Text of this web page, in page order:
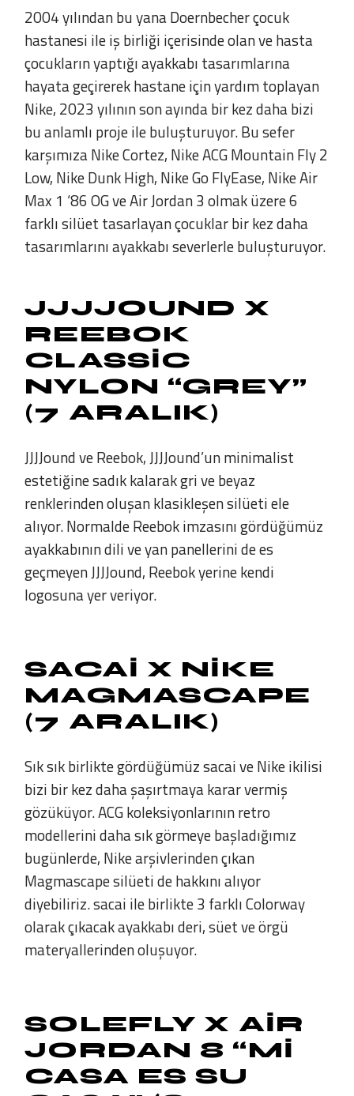
2004 yılından bu yana Doernbecher çocuk
hastanesi ile iş birliği içerisinde olan ve hasta
çocukların yaptığı ayakkabı tasarımlarına
hayata geçirerek hastane için yardım toplayan
Nike, 2023 yılının son ayında bir kez daha bizi
bu anlamlı proje ile buluşturuyor. Bu sefer
karşımıza Nike Cortez, Nike ACG Mountain Fly 2
Low, Nike Dunk High, Nike Go FlyEase, Nike Air
Max 1 ‘86 OG ve Air Jordan 3 olmak üzere 6
farklı silüet tasarlayan çocuklar bir kez daha
tasarımlarını ayakkabı severlerle buluşturuyor.
JJJJOUND X
REEBOK
CLASSIC
NYLON “GREY”
(7 ARALIK)
JJJJound ve Reebok, JJJJound’un minimalist
estetiğine sadık kalarak gri ve beyaz
renklerinden oluşan klasikleşen silüeti ele
alıyor. Normalde Reebok imzasını gördüğümüz
ayakkabının dili ve yan panellerini de es
geçmeyen JJJJound, Reebok yerine kendi
logosuna yer veriyor.
SACAI X NIKE
MAGMASCAPE
(7 ARALIK)
Sık sık birlikte gördüğümüz sacai ve Nike ikilisi
bizi bir kez daha şaşırtmaya karar vermiş
gözüküyor. ACG koleksiyonlarının retro
modellerini daha sık görmeye başladığımız
bugünlerde, Nike arşivlerinden çıkan
Magmascape silüeti de hakkını alıyor
diyebiliriz. sacai ile birlikte 3 farklı Colorway
olarak çıkacak ayakkabı deri, süet ve örgü
materyallerinden oluşuyor.
SOLEFLY X AIR
JORDAN 8 “MI
CASA ES SU